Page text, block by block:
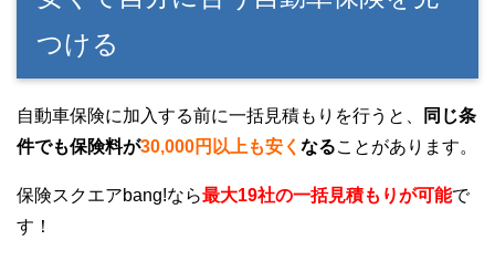
つける
自動車保険に加入する前に一括見積もりを行うと、
同じ条
件でも保険料が30,000円以上も安く なることがあります。
保険スクエアbang!なら最大19社の一括見積もりが可能で
す！